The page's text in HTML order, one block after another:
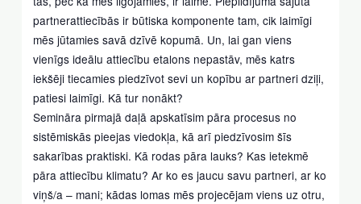
partnerattiecībās ir būtiska komponente tam, cik laimīgi
mēs jūtamies savā dzīvē kopumā. Un, lai gan viens
vienīgs ideālu attiecību etalons nepastāv, mēs katrs
iekšēji tiecamies piedzīvot sevi un kopību ar partneri dziļi,
patiesi laimīgi. Kā tur nonākt?
Semināra pirmajā daļā apskatīsim pāra procesus no
sistēmiskās pieejas viedokļa, kā arī piedzīvosim šīs
sakarības praktiski. Kā rodas pāra lauks? Kas ietekmē
pāra attiecību klimatu? Ar ko es jaucu savu partneri, ar ko
viņš/a – mani; kādas lomas mēs projecējam viens uz otru,